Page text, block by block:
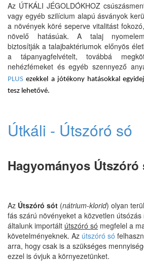
Az ÚTKÁLI JÉGOLDÓKHOZ
vagy egyéb szilícium alapú ásványok
a növények köré seperve vitalitást
növelő hatásúak. A talaj
biztosítják a talajbaktériumok előnyös
a tápanyagfelvételt, továbbá
nehézfémeket és egyéb szennyező
PLUS ezekkel a jótékony hatásokkal
tesz lehetővé.
Útkáli - Útszóró só
Hagyományos Útszóró
Az Útszóró sót (nátrium-klorid) olyan
fás szárú növényeket a közvetlen
általunk importált útszóró só megfelel a
követelményeknek. Az útszóró só
arra, hogy csak is a szükséges
ezzel is óvjuk a környezetünket.